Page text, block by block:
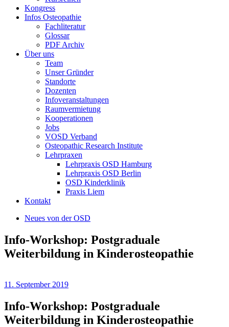
Kongress
Infos Osteopathie
Fachliteratur
Glossar
PDF Archiv
Über uns
Team
Unser Gründer
Standorte
Dozenten
Infoveranstaltungen
Raumvermietung
Kooperationen
Jobs
VOSD Verband
Osteopathic Research Institute
Lehrpraxen
Lehrpraxis OSD Hamburg
Lehrpraxis OSD Berlin
OSD Kinderklinik
Praxis Liem
Kontakt
Neues von der OSD
Info-Workshop: Postgraduale
Weiterbildung in Kinderosteopathie
11. September 2019
Info-Workshop: Postgraduale
Weiterbildung in Kinderosteopathie